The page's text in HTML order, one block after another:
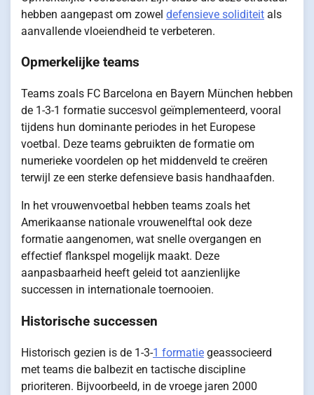
hebben aangepast om zowel defensieve soliditeit als
aanvallende vloeiendheid te verbeteren.
Opmerkelijke teams
Teams zoals FC Barcelona en Bayern München hebben
de 1-3-1 formatie succesvol geïmplementeerd, vooral
tijdens hun dominante periodes in het Europese
voetbal. Deze teams gebruikten de formatie om
numerieke voordelen op het middenveld te creëren
terwijl ze een sterke defensieve basis handhaafden.
In het vrouwenvoetbal hebben teams zoals het
Amerikaanse nationale vrouwenelftal ook deze
formatie aangenomen, wat snelle overgangen en
effectief flankspel mogelijk maakt. Deze
aanpasbaarheid heeft geleid tot aanzienlijke
successen in internationale toernooien.
Historische successen
Historisch gezien is de 1-3-1 formatie geassocieerd
met teams die balbezit en tactische discipline
prioriteren. Bijvoorbeeld, in de vroege jaren 2000